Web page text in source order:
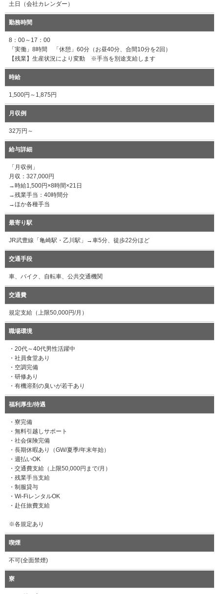
土日（会社カレンダー）
勤務時間
8：00～17：00
「実働」8時間 「休憩」60分（お昼40分、合間10分を2回）
【残業】生産状況により変動 ※手当を別途支給します
時給
1,500円～1,875円
月収例
32万円～
給与詳細
「月収例」
月収：327,000円
→時給1,500円×8時間×21日
→残業手当：40時間分
→ほか各種手当
最寄り駅
JR武豊線「亀崎駅・乙川駅」→車5分、徒歩22分ほど
交通手段
車、バイク、自転車、公共交通機関
交通費
規定支給（上限50,000円/月）
職場環境
・20代～40代男性活躍中
・社員食堂あり
・空調完備
・研修あり
・有機溶剤の臭いが若干あり
福利厚生/待遇
・寮完備
・無料引越しサポート
・社会保険完備
・長期休暇あり（GW/夏季/年末年始）
・週払いOK
・交通費支給（上限50,000円まで/月）
・残業手当支給
・制服貸与
・Wi-FiレンタルOK
・赴任旅費支給
※各規定あり
喫煙
不可(全面禁煙)
寮